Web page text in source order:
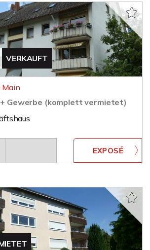
VERKAUFT
Main
Gewerbe (komplett vermietet)